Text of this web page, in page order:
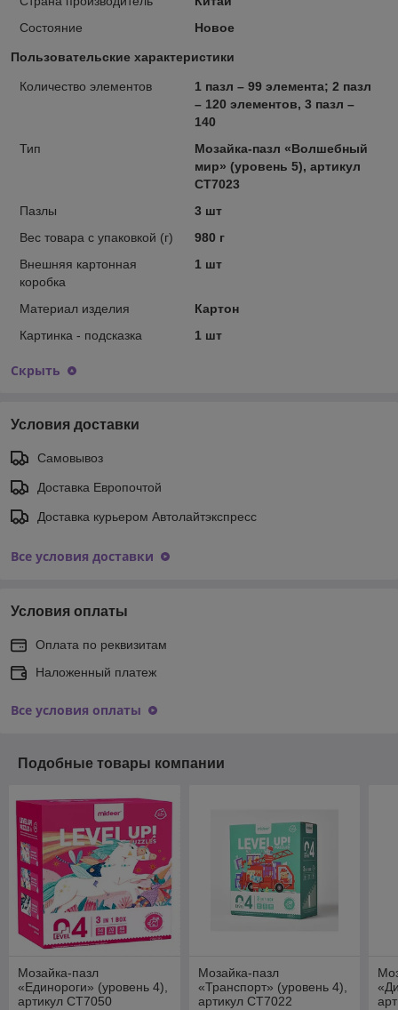
Состояние
Новое
Пользовательские характеристики
Количество элементов
1 пазл – 99 элемента; 2 пазл
– 120 элементов, 3 пазл –
140
Тип
Мозайка-пазл «Волшебный
мир» (уровень 5), артикул
CТ7023
Пазлы
3 шт
Вес товара с упаковкой (г)
980 г
Внешняя картонная
коробка
1 шт
Материал изделия
Картон
Картинка - подсказка
1 шт
Скрыть
Условия доставки
Самовывоз
Доставка Европочтой
Доставка курьером Автолайтэкспресс
Все условия доставки
Условия оплаты
Оплата по реквизитам
Наложенный платеж
Все условия оплаты
Подобные товары компании
Мозайка-пазл
«Единороги» (уровень 4),
артикул CТ7050
Мозайка-пазл
«Транспорт» (уровень 4),
артикул CТ7022